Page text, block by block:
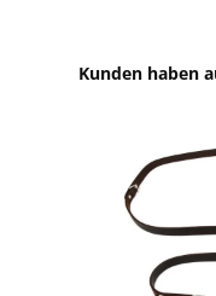
Produktgalerie
Kunden haben